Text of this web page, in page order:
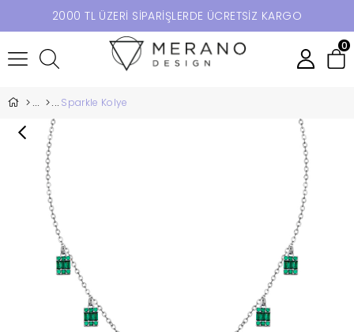
2000 TL ÜZERİ SİPARİŞLERDE ÜCRETSİZ KARGO
0
Sparkle Kolye